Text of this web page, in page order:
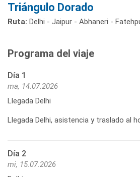
Triángulo Dorado
Ruta: Delhi - Jaipur - Abhaneri -
Programa del viaje
Día 1
ma, 14.07.2026
Llegada Delhi
Llegada Delhi, asistencia y traslado al
Día 2
mi, 15.07.2026